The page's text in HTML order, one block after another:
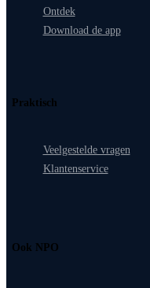
Ontdek
Download de app
Praktisch
Veelgestelde vragen
Klantenservice
Ook NPO